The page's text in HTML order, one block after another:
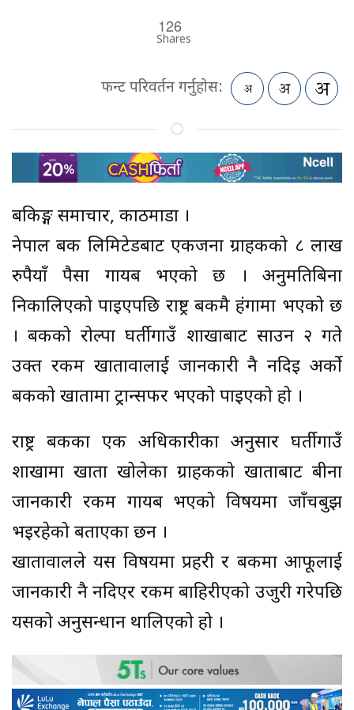
126
Shares
फन्ट परिवर्तन गर्नुहोस:
बैंकिङ्ग समाचार, काठमाडौं ।
नेपाल बैंक लिमिटेडबाट एकजना ग्राहकको ८ लाख
रुपैयाँ पैसा गायब भएको छ । अनुमतिबिना
निकालिएको पाइएपछि राष्ट्र बैंकमै हंगामा भएको छ
। बैंकको रोल्पा घर्तीगाउँ शाखाबाट साउन २ गते
उक्त रकम खातावालाई जानकारी नै नदिइ अर्को
बैंकको खातामा ट्रान्सफर भएको पाइएको हो ।
राष्ट्र बैंकका एक अधिकारीका अनुसार घर्तीगाउँ
शाखामा खाता खोलेका ग्राहकको खाताबाट बीना
जानकारी रकम गायब भएको विषयमा जाँचबुझ
भइरहेको बताएका छन ।
खातावालले यस विषयमा प्रहरी र बैंकमा आफूलाई
जानकारी नै नदिएर रकम बाहिरीएको उजुरी गरेपछि
यसको अनुसन्धान थालिएको हो ।